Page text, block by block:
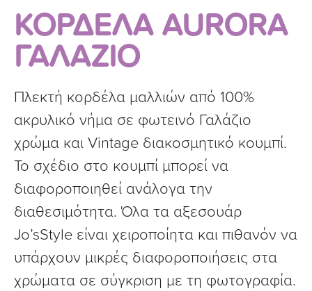
ΚΟΡΔΕΛΑ AURORA
ΓΑΛΑΖΙΟ
Πλεκτή κορδέλα μαλλιών από 100%
ακρυλικό νήμα σε φωτεινό Γαλάζιο
χρώμα και Vintage διακοσμητικό κουμπί.
Το σχέδιο στο κουμπί μπορεί να
διαφοροποιηθεί ανάλογα την
διαθεσιμότητα. Όλα τα αξεσουάρ
Jo’sStyle είναι χειροποίητα και πιθανόν να
υπάρχουν μικρές διαφοροποιήσεις στα
χρώματα σε σύγκριση με τη φωτογραφία.